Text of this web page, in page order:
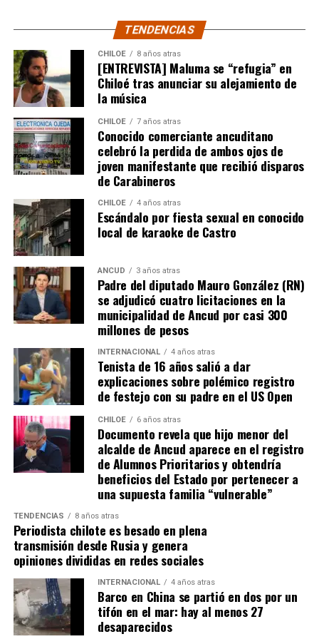
momento y solo a través de Sebastián Villa tuvo alguna
oportunidad de gol.
Tras un primer tiempo donde los locales dominaron,
Boca reaccionó en la segunda mitad para darle algo de
trabajo al portero Franco Armani
figura fue el guardametas visitante,
quien tuvo tres intervenciones notables.
River buscaba de todas las maneras abrir el marcador,
pero algo siempre se lo impedía. A los 12′ del segundo
tiempo, Nicolás De la Cruz sacó un remate tremendo de
media distancia que llevaba destino de gol, pero que
‘Chiquito’ con un manotazo salvador, mandó al córner.
Luego,Pablo Solari, exjugador de Colo Colo, definió
cruzado y la pelota pegó en el segundo palo. Era un
anticipo de lo ocurriría en los minutos finales.
A los 90+2 minutos, el juez Darío Herrera cobró penal a
favor del elenco ‘millonario’, por una falta contra el
‘Pibe’ Solari quien se anticipó a su marcador.El
colombiano Miguel Borja transformó la pena
máxima en gol
Tras el tanto del delantero ‘cafetalero’, los jugadores
visitantes arremetieron contra sus rivales
argumentando que un jugador de River(Agustín
les gritó el festejo en la cara.
Tras los incidentes,Palavecino fue expulsado en
River. En Boca, en tanto, vieron la roja
Merentiel, Ezequiel Fernández y Nicolás Valentini
Fuente:Bio Bio
TENDENCIAS
CHILOE 8 años atras
[ENTREVISTA] Maluma se “refugia” en
Chiloé tras anunciar su alejamiento de
la música
CHILOE 7 años atras
Conocido comerciante ancuditano
celebró la perdida de ambos ojos de
joven manifestante que recibió disparos
de Carabineros
CHILOE 4 años atras
Escándalo por fiesta sexual en conocido
local de karaoke de Castro
ANCUD 3 años atras
Padre del diputado Mauro González (RN)
se adjudicó cuatro licitaciones en la
municipalidad de Ancud por casi 300
millones de pesos
INTERNACIONAL 4 años atras
Tenista de 16 años salió a dar
explicaciones sobre polémico registro
de festejo con su padre en el US Open
CHILOE 6 años atras
Documento revela que hijo menor del
alcalde de Ancud aparece en el registro
de Alumnos Prioritarios y obtendría
beneficios del Estado por pertenecer a
una supuesta familia “vulnerable”
TENDENCIAS 8 años atras
Periodista chilote es besado en plena
transmisión desde Rusia y genera
opiniones divididas en redes sociales
INTERNACIONAL 4 años atras
Barco en China se partió en dos por un
tifón en el mar: hay al menos 27
desaparecidos